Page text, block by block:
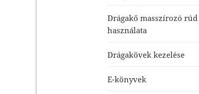
Drágakő masszírozó rúd
használata
Drágakövek kezelése
E-könyvek